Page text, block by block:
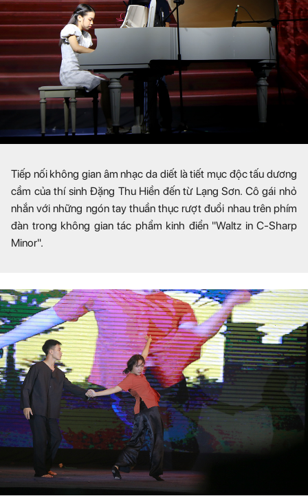
Tiếp nối không gian âm nhạc da diết là tiết mục độc tấu dương
cầm của thí sinh Đặng Thu Hiền đến từ Lạng Sơn. Cô gái nhỏ
nhắn với những ngón tay thuần thục rượt đuổi nhau trên phím
đàn trong không gian tác phẩm kinh điển "Waltz in C-Sharp
Minor".